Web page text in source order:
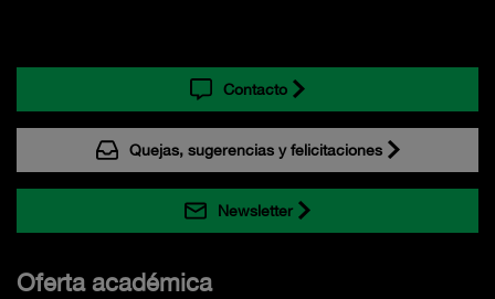
Contacto
Quejas, sugerencias y felicitaciones
Newsletter
Oferta académica